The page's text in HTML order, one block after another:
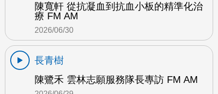
陳寬軒 從抗凝血到抗血小板的精準化治
療 FM AM
2026/06/30
長青樹
陳鷺禾 雲林志願服務隊長專訪 FM AM